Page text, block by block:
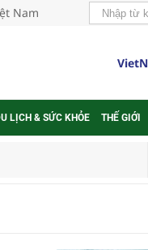
Nam
LỊCH & SỨC KHỎE THẾ GIỚI